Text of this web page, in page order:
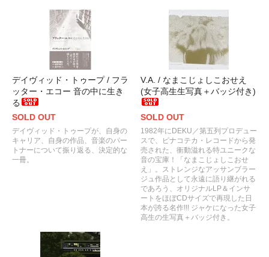
デイヴィッド・トゥープ / フラ
ッター・エコー 音の中に生き
る
SOLD OUT
デイヴィッド・トゥープが、自身の
キャリア、自身の作品、音楽のパー
トナーについて振り返る、決定的な
一冊。
V.A. / なまこじょしこおせえ
(女子高生生写真＋バッジ付き)
SOLD OUT
1982年にDEKU／第五列プロデュー
スで、ピナコテカ・レコードから発
売された、衝動溢れる特ユニークな
音の宝庫！「なまこじょしこおせ
え」。ストレンジなアッサンブラー
ジュ作品として永遠に語り継がれる
であろう、オリジナルLP＆インサ
ートをほぼCDサイズで再現した日
本が誇る名作!!! ジャケになった女子
高生の生写真＋バッジ付き。